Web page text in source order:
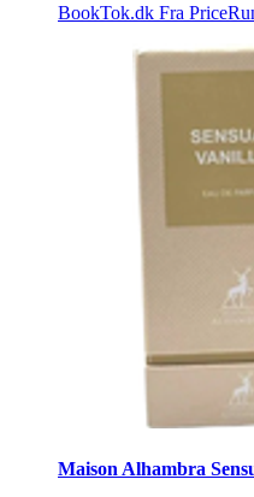
BookTok.dk Fra
Maison Alhambra